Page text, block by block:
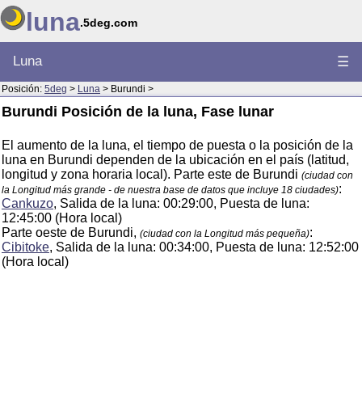
luna.5deg.com
Luna ☰
Posición: 5deg > Luna > Burundi >
Burundi Posición de la luna, Fase lunar
El aumento de la luna, el tiempo de puesta o la posición de la
luna en Burundi dependen de la ubicación en el país (latitud,
longitud y zona horaria local). Parte este de Burundi (ciudad con
la Longitud más grande - de nuestra base de datos que incluye 18 ciudades):
Cankuzo, Salida de la luna: 00:29:00, Puesta de luna:
12:45:00 (Hora local)
Parte oeste de Burundi, (ciudad con la Longitud más pequeña):
Cibitoke, Salida de la luna: 00:34:00, Puesta de luna: 12:52:00
(Hora local)